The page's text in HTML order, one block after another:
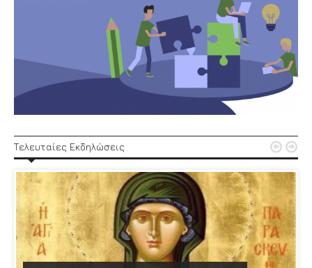
Τελευταίες Εκδηλώσεις  